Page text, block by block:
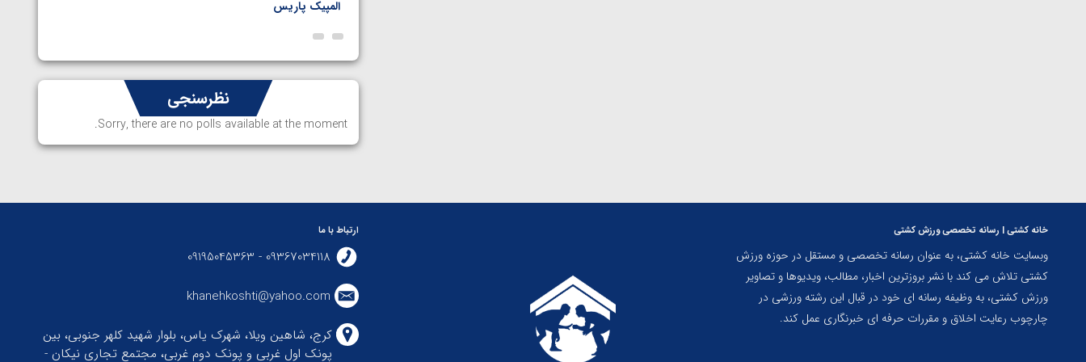
المپیک پاریس
نظرسنجی
Sorry, there are no polls available at the moment.
خانه کشتی | رسانه تخصصی ورزش کشتی
وبسایت خانه کشتی، به عنوان رسانه تخصصی و مستقل در حوزه ورزش
کشتی تلاش می کند با نشر بروزترین اخبار، مطالب، ویدیوها و تصاویر
ورزش کشتی، به وظیفه رسانه ای خود در قبال این رشته ورزشی در
چارچوب رعایت اخلاق و مقررات حرفه ای خبرنگاری عمل کند.
ارتباط با ما
09367034118 - 09195045363
khanehkoshti@yahoo.com
کرج، شاهین ویلا، شهرک یاس، بلوار شهید کلهر جنوبی، بین
پونک اول غربی و پونک دوم غربی، مجتمع تجاری نیکان -